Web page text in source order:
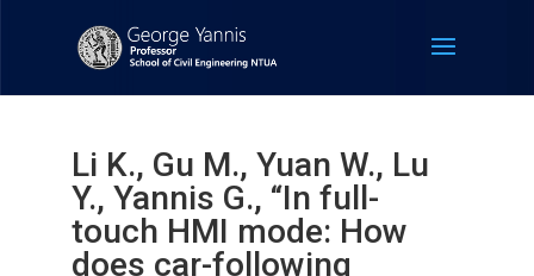
Li K., Gu M., Yuan W., Lu
Y., Yannis G., “In full-
touch HMI mode: How
does car-following